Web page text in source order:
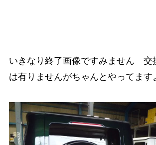
いきなり終了画像ですみません 交
は有りませんがちゃんとやってます